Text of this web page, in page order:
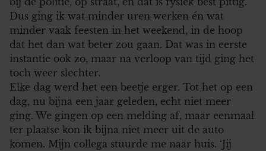
Dus ging ik wat minder uren werken én wat
minder vaak feesten in het weekend, in de hoop
dat het dan wat beter zou gaan. Dat was in eerste
instantie ook zo, maar na verloop van tijd ging het
toch weer slechter.
Elke dag werd het een beetje erger. Tot het op een
dag, nu bijna een jaar geleden, echt niet meer
ging. We gingen op een melding af, maar eenmaal
ter plaatse kon ik bijna niet meer uit de auto
komen. Mijn collega stuurde me naar huis. ‘Jij